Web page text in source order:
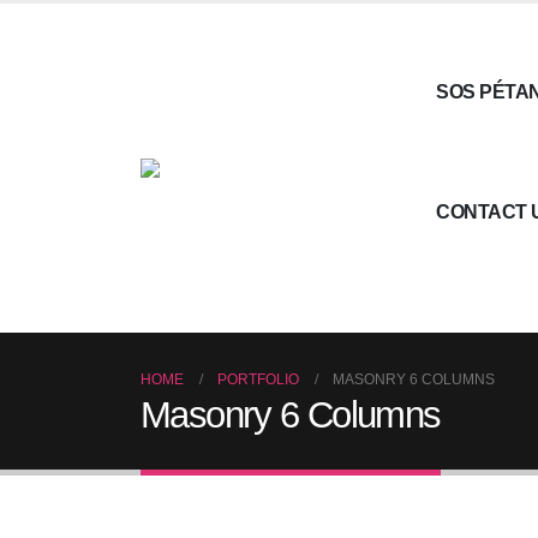
SOS
CONTACT
HOME PORTFOLIO MASONRY 6 COLUMNS
Masonry 6 Columns